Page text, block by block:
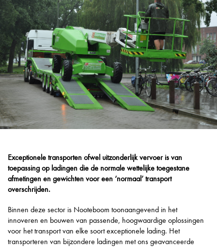
Exceptionele transporten ofwel uitzonderlijk vervoer is van
toepassing op ladingen die de normale wettelijke toegestane
afmetingen en gewichten voor een ‘normaal’ transport
overschrijden.
Binnen deze sector is Nooteboom toonaangevend in het
innoveren en bouwen van passende, hoogwaardige oplossingen
voor het transport van elke soort exceptionele lading. Het
transporteren van bijzondere ladingen met ons geavanceerde